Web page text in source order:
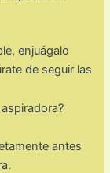
enjuágalo
de seguir las
antes